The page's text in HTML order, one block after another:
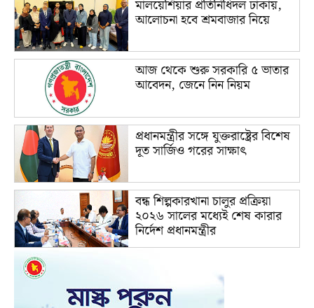
মালয়েশিয়ার প্রতিনিধিদল ঢাকায়,
আলোচনা হবে শ্রমবাজার নিয়ে
আজ থেকে শুরু সরকারি ৫ ভাতার
আবেদন, জেনে নিন নিয়ম
প্রধানমন্ত্রীর সঙ্গে যুক্তরাষ্ট্রের বিশেষ
দূত সার্জিও গরের সাক্ষাৎ
বন্ধ শিল্পকারখানা চালুর প্রক্রিয়া
২০২৬ সালের মধ্যেই শেষ কারার
নির্দেশ প্রধানমন্ত্রীর